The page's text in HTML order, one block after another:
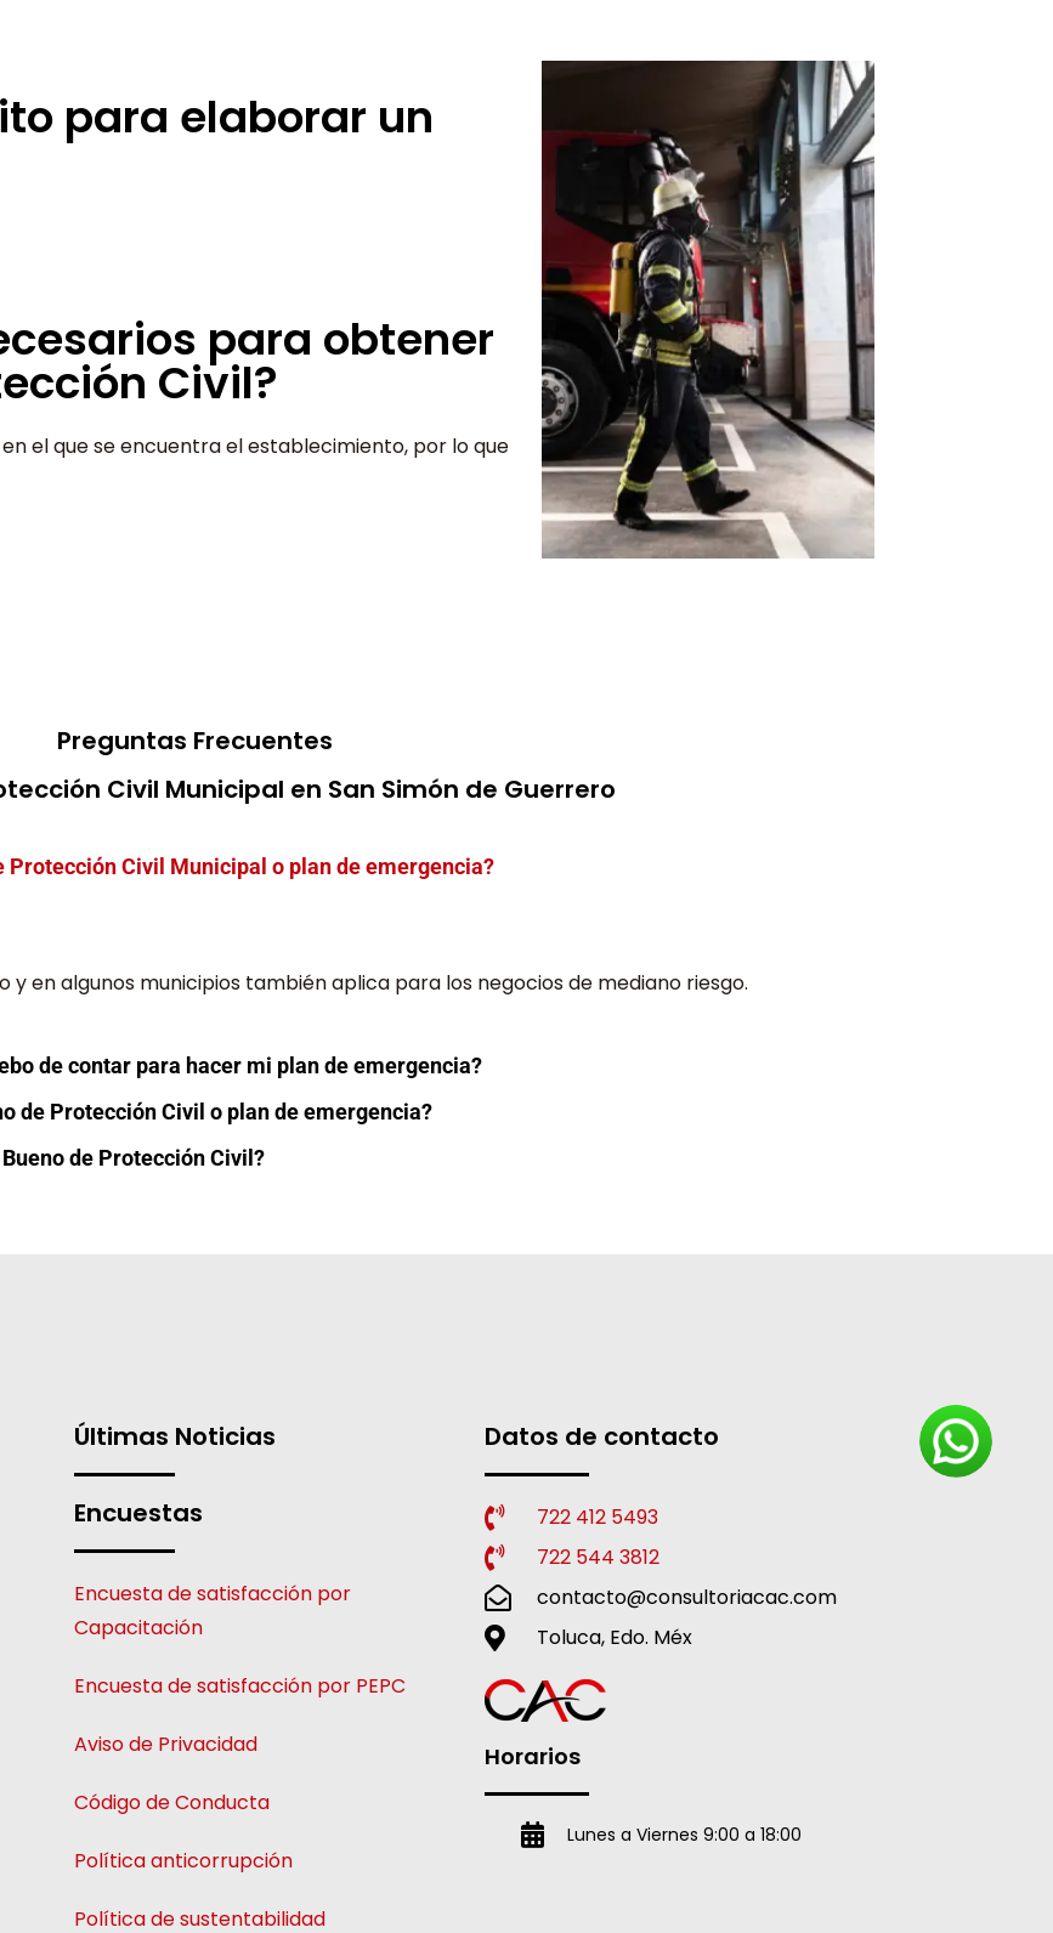
para elaborar un
para obtener
Civil?
el que se encuentra el establecimiento, por lo que
Preguntas Frecuentes
Civil Municipal en San Simón de Guerrero
Protección Civil Municipal o plan de emergencia?
en algunos municipios también aplica para los negocios de mediano riesgo.
de contar para hacer mi plan de emergencia?
de Protección Civil o plan de emergencia?
de Protección Civil?
Últimas Noticias
Encuestas
Encuesta de satisfacción por
Capacitación
Encuesta de satisfacción por PEPC
Aviso de Privacidad
Código de Conducta
Política anticorrupción
Política de sustentabilidad
Datos de contacto
722 412 5493
722 544 3812
contacto@consultoriacac.com
Toluca, Edo. Méx
Horarios
Lunes a Viernes 9:00 a 18:00